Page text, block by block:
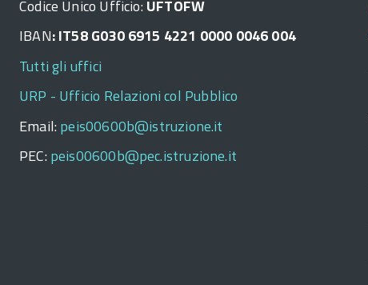
Codice Unico Ufficio: UFTOFW
IBAN: IT58 G030 6915 4221 0000 0046 004
Tutti gli uffici
URP - Ufficio Relazioni col Pubblico
Email: peis00600b@istruzione.it
PEC: peis00600b@pec.istruzione.it